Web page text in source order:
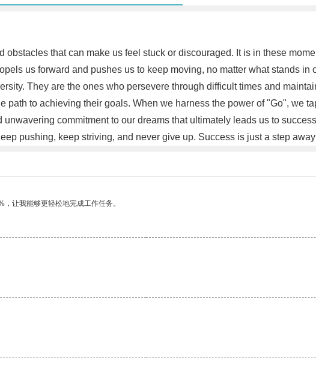
obstacles that can make us feel stuck or discouraged. It is in these
us forward and pushes us to keep moving, no matter what stands
They are the ones who persevere through difficult times and
path to achieving their goals. When we harness the power of "Go", we
commitment to our dreams that ultimately leads us to
pushing, keep striving, and never give up. Success is just a step
让我能够更轻松地完成工作任务。